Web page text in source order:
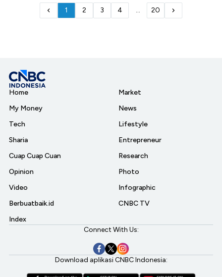
1 2 3 4 ... 20
Home
My Money
Tech
Sharia
Cuap Cuap Cuan
Opinion
Video
Berbuatbaik.id
Index
Market
News
Lifestyle
Entrepreneur
Research
Photo
Infographic
CNBC TV
Connect With Us:
Download aplikasi CNBC Indonesia: